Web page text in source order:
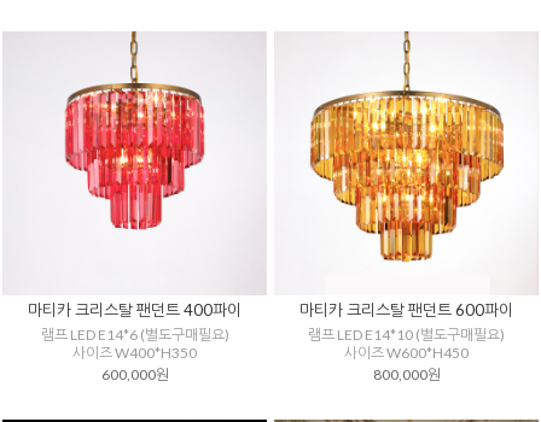
마티카 크리스탈 팬던트 400파이
램프 LED E14*6 (별도구매필요)
사이즈 W400*H350
600,000원
마티카 크리스탈 팬던트 600파이
램프 LED E14*10 (별도구매필요)
사이즈 W600*H450
800,000원